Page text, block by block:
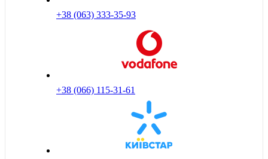
+38 (063) 333-35-93
+38 (066) 115-31-61